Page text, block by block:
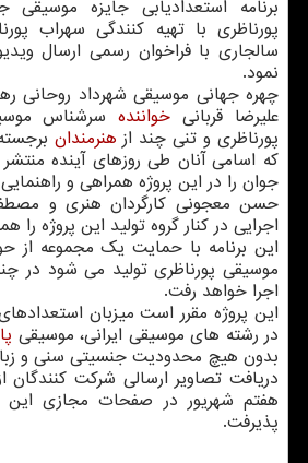
برنامه استعدادیابی جایزه
پورناظری با تهیه کنندگی سهراب
سالجاری با فراخوان رسمی ارسال
نمود.
چهره جهانی موسیقی شهرداد روحانی
علیرضا قربانی خوانندهسرشناس
پورناظری و تنی چند از هنرمندان
که اسامی آنان طی روزهای آینده
جوان را در این پروژه همراهی و
حسن معجونی کارگردان هنری و
اجرایی در کنار گروه تولید این پروژه را
این برنامه با حمایت یک مجموعه از
موسیقی پورناظری تولید می شود در
اجرا خواهد رفت.
این پروژه مقرر است میزبان
در رشته های موسیقی ایرانی، موسیقی
بدون هیچ محدودیت جنسیتی سنی و
دریافت تصاویر ارسالی شرکت کنندگان
هفتم شهریور در صفحات مجازی این
پذیرفت.